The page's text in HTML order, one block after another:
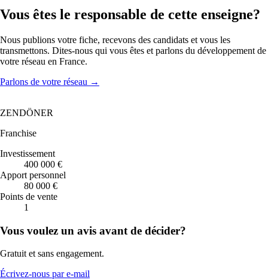
Vous êtes le responsable de cette enseigne?
Nous publions votre fiche, recevons des candidats et vous les
transmettons. Dites-nous qui vous êtes et parlons du développement de
votre réseau en France.
Parlons de votre réseau →
ZENDÖNER
Franchise
Investissement
400 000 €
Apport personnel
80 000 €
Points de vente
1
Vous voulez un avis avant de décider?
Gratuit et sans engagement.
Écrivez-nous par e-mail